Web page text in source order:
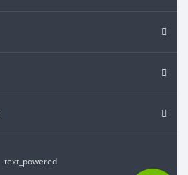
text_powered